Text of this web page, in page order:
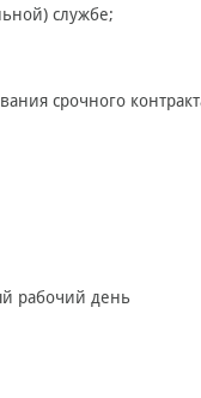
службе;
срочного
рабочий день